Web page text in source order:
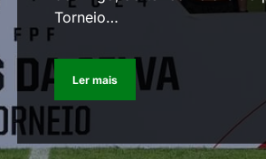
Torneio…
Ler mais